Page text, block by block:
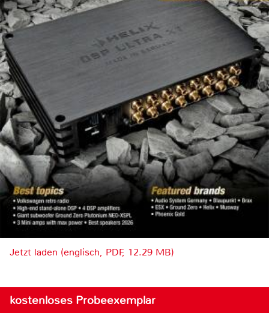
Jetzt laden (englisch, PDF, 12.29 MB)
kostenloses Probeexemplar